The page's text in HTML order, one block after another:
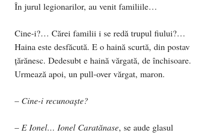
În jurul legionarilor, au venit familiile…
Cine-i?… Cărei familii i se redă trupul fiului?…
Haina este desfăcută. E o haină scurtă, din postav
ţărănesc. Dedesubt e haină vărgată, de închisoare.
Urmează apoi, un pull-over vărgat, maron.
– Cine-i recunoaşte?
– E Ionel… Ionel Caratănase, se aude glasul